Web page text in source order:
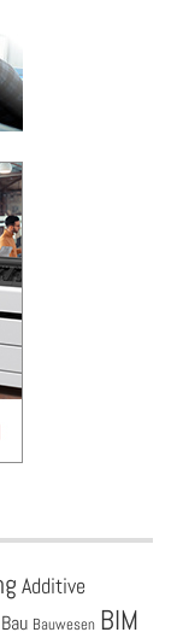
Additive
Bau Bauwesen BIM